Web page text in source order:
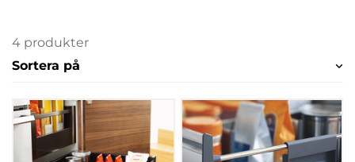
4 produkter
Sortera på